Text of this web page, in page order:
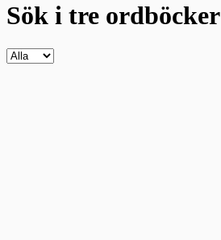
Sök i tre ordböcker